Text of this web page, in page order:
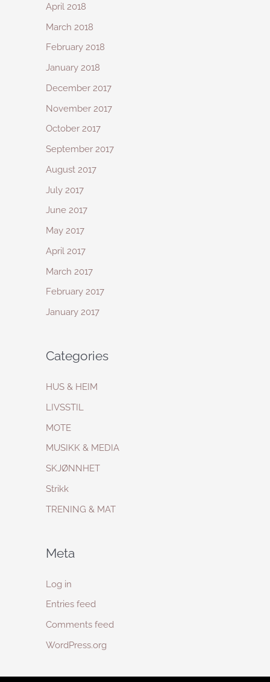
April 2018
March 2018
February 2018
January 2018
December 2017
November 2017
October 2017
September 2017
August 2017
July 2017
June 2017
May 2017
April 2017
March 2017
February 2017
January 2017
Categories
HUS & HEIM
LIVSSTIL
MOTE
MUSIKK & MEDIA
SKJØNNHET
Strikk
TRENING & MAT
Meta
Log in
Entries feed
Comments feed
WordPress.org